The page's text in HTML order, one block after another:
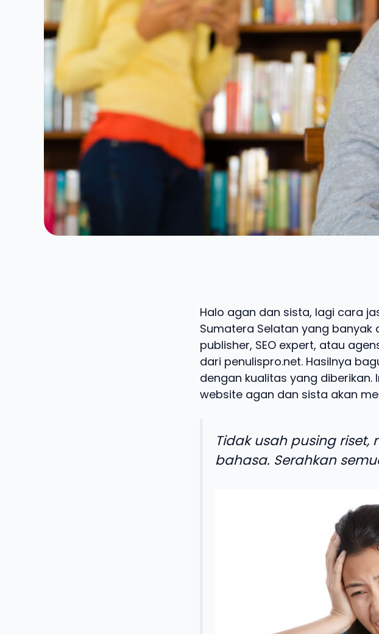
Halo agan dan sista, lagi cara
Sumatera Selatan yang banyak
publisher, SEO expert, atau
dari penulispro.net. Hasilnya
dengan kualitas yang
website agan dan sista akan
Tidak usah pusing
bahasa. Serahkan